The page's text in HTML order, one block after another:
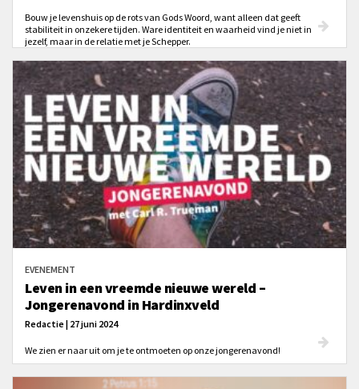
Bouw je levenshuis op de rots van Gods Woord, want alleen dat geeft
stabiliteit in onzekere tijden. Ware identiteit en waarheid vind je niet in
jezelf, maar in de relatie met je Schepper.
EVENEMENT
Leven in een vreemde nieuwe wereld –
Jongerenavond in Hardinxveld
Redactie | 27 juni 2024
We zien er naar uit om je te ontmoeten op onze jongerenavond!